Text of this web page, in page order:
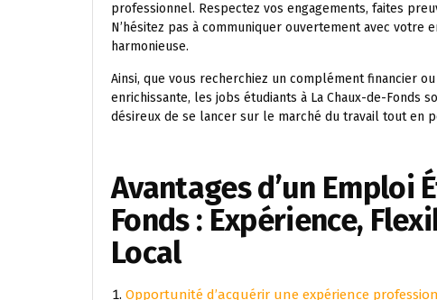
professionnel. Respectez vos engagements, faites
N’hésitez pas à communiquer ouvertement avec
harmonieuse.
Ainsi, que vous recherchiez un complément financier
enrichissante, les jobs étudiants à La Chaux-de-
désireux de se lancer sur le marché du travail tout en
Avantages d’un Emploi
Fonds : Expérience,
Local
Opportunité d’acquérir une expérience